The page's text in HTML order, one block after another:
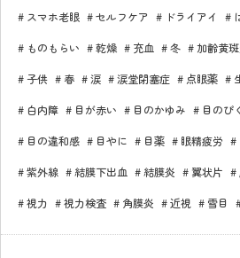
スマホ老眼 セルフケア ドライアイ
ものもらい 乾燥 充血 冬 加齢黄
子供 春 涙 涙堂閉塞症 点眼薬
白内障 目が赤い 目のかゆみ 目のぴ
目の違和感 目やに 目薬 眼精疲労
紫外線 結膜下出血 結膜炎 翼状片
視力 視力検査 角膜炎 近視 雪目